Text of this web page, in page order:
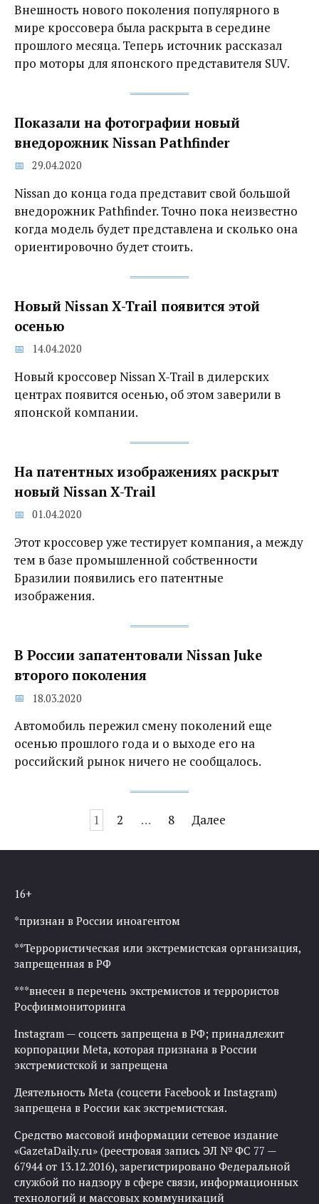
Внешность нового поколения популярного в
мире кроссовера была раскрыта в середине
прошлого месяца. Теперь источник рассказал
про моторы для японского представителя SUV.
Показали на фотографии новый
внедорожник Nissan Pathfinder
29.04.2020
Nissan до конца года представит свой большой
внедорожник Pathfinder. Точно пока неизвестно
когда модель будет представлена и сколько она
ориентировочно будет стоить.
Новый Nissan X-Trail появится этой
осенью
14.04.2020
Новый кроссовер Nissan X-Trail в дилерских
центрах появится осенью, об этом заверили в
японской компании.
На патентных изображениях раскрыт
новый Nissan X-Trail
01.04.2020
Этот кроссовер уже тестирует компания, а между
тем в базе промышленной собственности
Бразилии появились его патентные
изображения.
В России запатентовали Nissan Juke
второго поколения
18.03.2020
Автомобиль пережил смену поколений еще
осенью прошлого года и о выходе его на
российский рынок ничего не сообщалось.
записям
1 2 … 8 Далее
16+
*признан в России иноагентом
**Террористическая или экстремистская организация,
запрещенная в РФ
***внесен в перечень экстремистов и террористов
Росфинмониторинга
Instagram — соцсеть запрещена в РФ; принадлежит
корпорации Meta, которая признана в России
экстремистской и запрещена
Деятельность Meta (соцсети Facebook и Instagram)
запрещена в России как экстремистская.
Средство массовой информации сетевое издание
«GazetaDaily.ru» (реестровая запись ЭЛ № ФС 77 —
67944 от 13.12.2016), зарегистрировано Федеральной
службой по надзору в сфере связи, информационных
технологий и массовых коммуникаций